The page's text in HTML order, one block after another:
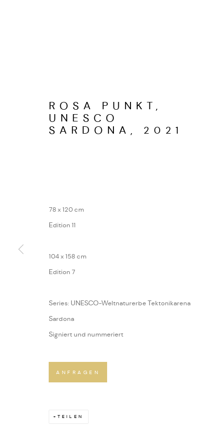
WERKSERIEN – FOTOGRAFIE ALS
ROSA PUNKT,
UNESCO
SARDONA , 2021
78 x 120 cm
Edition 11
104 x 158 cm
Edition 7
Series: UNESCO-Weltnaturerbe Tektonikarena
Sardona
Signiert und nummeriert
ANFRAGEN
TEILEN